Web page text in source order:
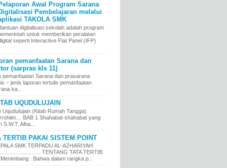
Awal Program Sarana
Pembelajaran melalui
TAKOLA SMK
digitalisasi sekolah adalah program
untuk memberikan peralatan
seperti Interactive Flat Panel (IFP)
pemanfaatan Sarana dan
(sarpras kls 11)
pemanfaatan Sarana dan prasarana
jenis laporan tertulis pemanfaatan
ka...
UQUDULUJAIN
Uqudulujain (Kitab Rumah Tangga)
BAB 1 Shahabat-shahabat yang
Alha...
TERTIB PAKAI SISTEM POINT
SMK TERPADU AL-AZHARIYAH
TENTANG TATA TERTIB
: Bahwa dalam rangka p...